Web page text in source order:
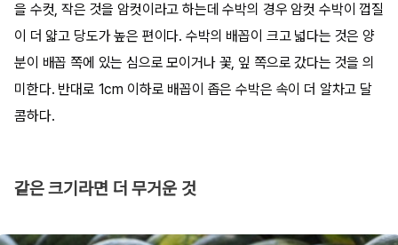
을 수컷, 작은 것을 암컷이라고 하는데 수박의 경우 암컷 수박이 껍질
이 더 얇고 당도가 높은 편이다. 수박의 배꼽이 크고 넓다는 것은 양
분이 배꼽 쪽에 있는 심으로 모이거나 꽃, 잎 쪽으로 갔다는 것을 의
미한다. 반대로 1cm 이하로 배꼽이 좁은 수박은 속이 더 알차고 달
콤하다.
같은 크기라면 더 무거운 것